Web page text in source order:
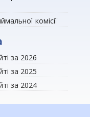
комісії
за 2026
за 2025
за 2024